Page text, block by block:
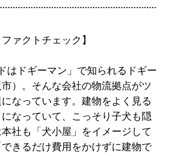
ァクトチェック】
はドギーマン」で知られるドギー
）。そんな会社の物流拠点がツ
なっています。建物をよく見る
なっていて、こっそり子犬も隠
社も「犬小屋」をイメージして
きるだけ費用をかけずに建物で